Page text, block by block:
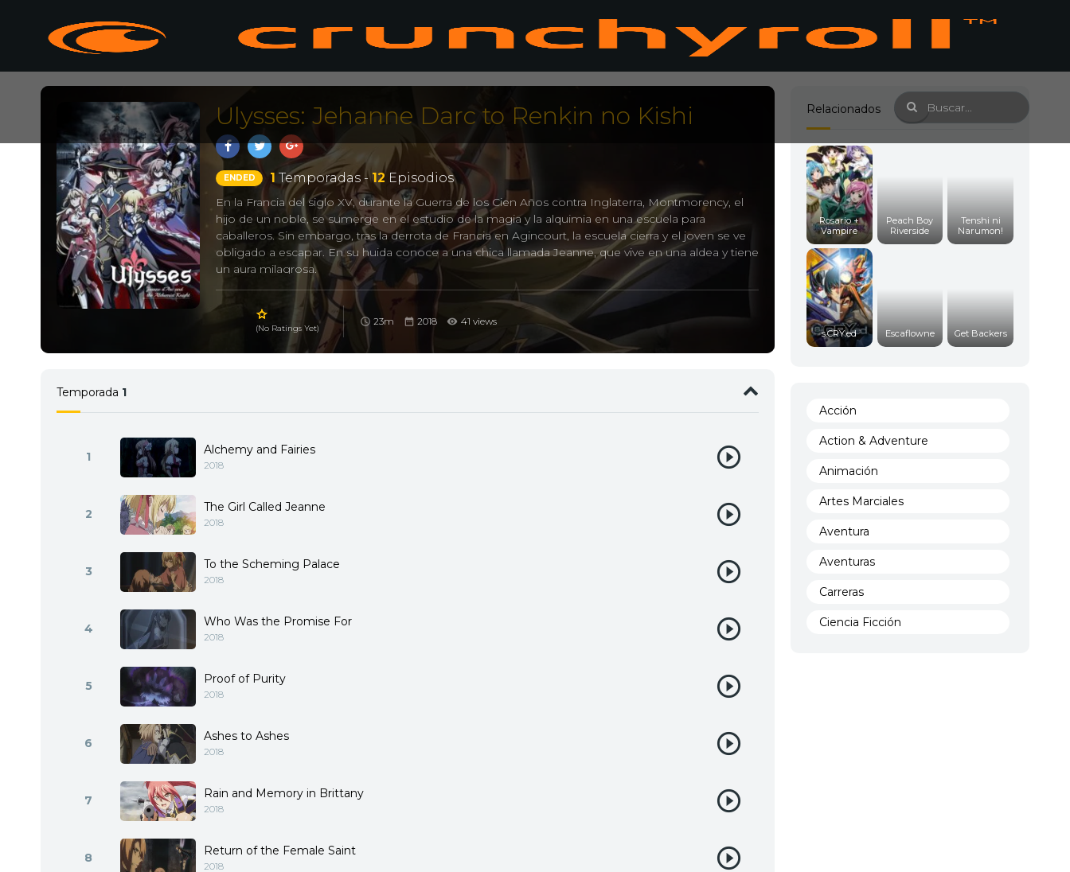
Ulysses: Jehanne Darc to Renkin no Kishi
ENDED 1 Temporadas -12 Episodios
En la Francia del siglo XV, durante la Guerra de los Cien Años contra Inglaterra, Montmorency, el
hijo de un noble, se sumerge en el estudio de la magia y la alquimia en una escuela para
caballeros. Sin embargo, tras la derrota de Francia en Agincourt, la escuela cierra y el joven se ve
obligado a escapar. En su huida conoce a una chica llamada Jeanne, que vive en una aldea y tiene
un aura milagrosa.
Ulysses: Jeanne d’Arc to Renkin no Kishi, ユリシーズ ジャンヌ・ダルクと錬金の騎士
(No Ratings Yet)
23m 2018 41 views
Temporada 1
1 Alchemy and Fairies
2018
2 The Girl Called Jeanne
2018
3 To the Scheming Palace
2018
4 Who Was the Promise For
2018
5 Proof of Purity
2018
6 Ashes to Ashes
2018
7 Rain and Memory in Brittany
2018
8 Return of the Female Saint
2018
Relacionados
Rosario +
Vampire
Peach Boy
Riverside
Tenshi ni
Narumon!
s.CRY.ed Escaflowne Get Backers
Acción
Action & Adventure
Animación
Artes Marciales
Aventura
Aventuras
Carreras
Ciencia Ficción